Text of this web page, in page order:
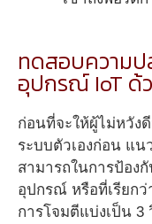
ทดสอบความป
อุปกรณ์ IoT ด้
ก่อนที่จะให้ผู้ไม่หวัง
ระบบตัวเองก่อน แ
สามารถในการป้อง
อุปกรณ์ หรือที่เรียกว่
การโจมตีแบ่งเป็น 3